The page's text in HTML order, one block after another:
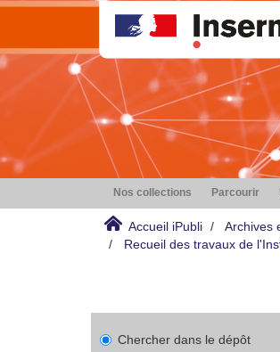
Nos collections Parcourir
Accueil iPubli Archives
Recueil des travaux de
Chercher dans le dépôt